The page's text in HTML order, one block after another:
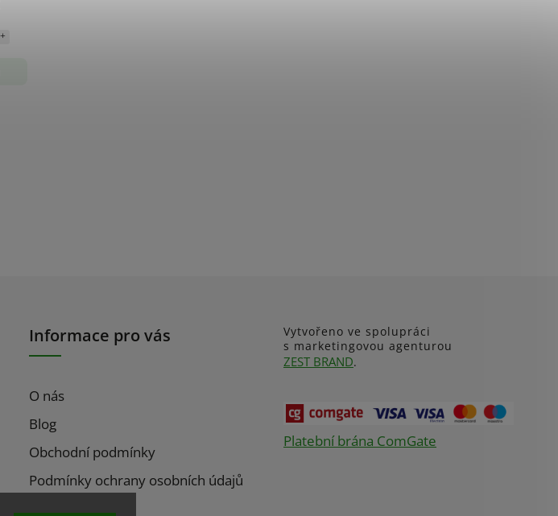
Informace pro vás
O nás
Blog
Obchodní podmínky
Podmínky ochrany osobních údajů
Platební metody
Vytvořeno ve spolupráci
s marketingovou agenturou
ZEST BRAND.
Platební brána ComGate